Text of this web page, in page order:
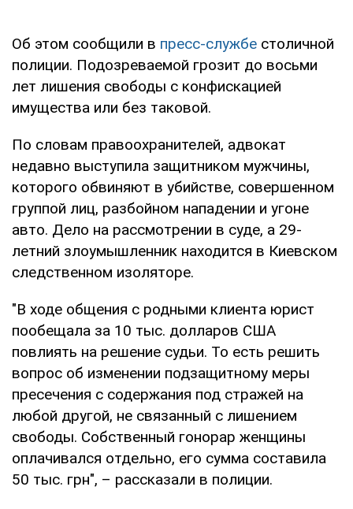
Об этом сообщили в пресс-службе столичной
полиции. Подозреваемой грозит до восьми
лет лишения свободы с конфискацией
имущества или без таковой.
По словам правоохранителей, адвокат
недавно выступила защитником мужчины,
которого обвиняют в убийстве, совершенном
группой лиц, разбойном нападении и угоне
авто. Дело на рассмотрении в суде, а 29-
летний злоумышленник находится в Киевском
следственном изоляторе.
"В ходе общения с родными клиента юрист
пообещала за 10 тыс. долларов США
повлиять на решение судьи. То есть решить
вопрос об изменении подзащитному меры
пресечения с содержания под стражей на
любой другой, не связанный с лишением
свободы. Собственный гонорар женщины
оплачивался отдельно, его сумма составила
50 тыс. грн", – рассказали в полиции.